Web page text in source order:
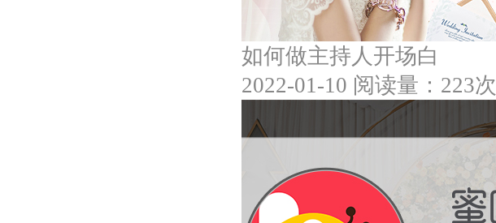
如何做主持人开场白
2022-01-10 阅读量：223次